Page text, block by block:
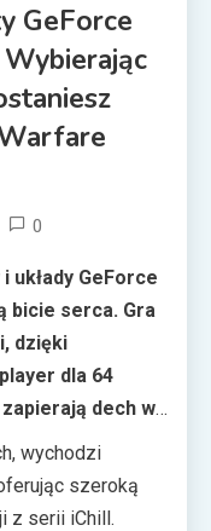
GeForce
Wybierając
0
układy GeForce
bicie serca. Gra
dzięki
dla 64
dech w
wizualnymi.
można
wychodzi
szeroką
z serii iChill.